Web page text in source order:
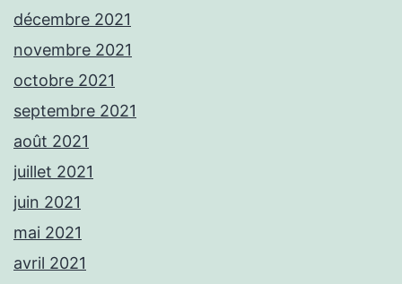
décembre 2021
novembre 2021
octobre 2021
septembre 2021
août 2021
juillet 2021
juin 2021
mai 2021
avril 2021